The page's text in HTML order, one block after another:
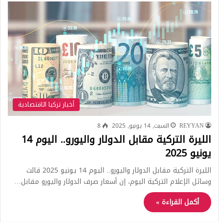
أخبار تركيا الاقتصادية
REYYAN السبت, 14 يونيو, 2025 8
الليرة التركية مقابل الدولار واليورو.. اليوم 14
يونيو 2025
الليرة التركية مقابل الدولار واليورو.. اليوم 14 يونيو 2025 قالت
وسائل الإعلام التركية اليوم، إن أسعار صرف الدولار واليورو مقابل…
أكمل القراءة »